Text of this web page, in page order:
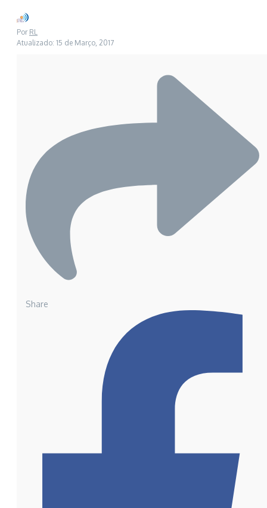
Por RL
Atualizado: 15 de Março, 2017
Share